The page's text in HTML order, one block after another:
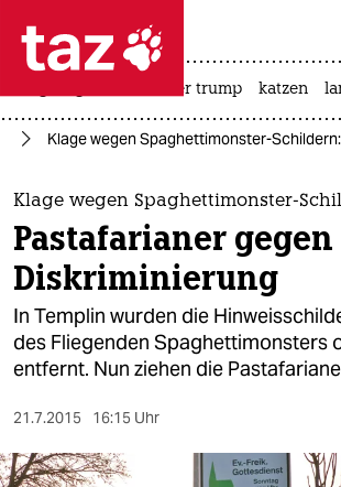
 taz zahl ich
taz zahl ich
themen
politik
öko
gesellschaft
sport
usa unter trump katzen
Klage wegen Spaghettimonster-
Klage wegen Spaghettimonster-
Pastafarianer gegen
Diskriminierung
In Templin wurden die
des Fliegenden Spaghettimonsters
entfernt. Nun ziehen die
21.7.2015 16:15 Uhr